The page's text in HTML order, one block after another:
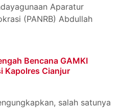
Aparatur
(PANRB) Abdullah
Bencana GAMKI
Kapolres Cianjur
salah satunya